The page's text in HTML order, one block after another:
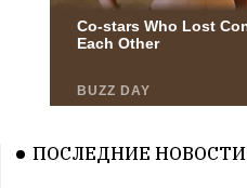
ПОСЛЕДНИЕ НОВОСТИ